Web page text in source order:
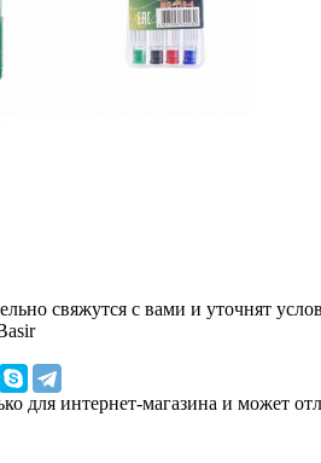
свяжутся с вами и уточнят
для интернет-магазина и может